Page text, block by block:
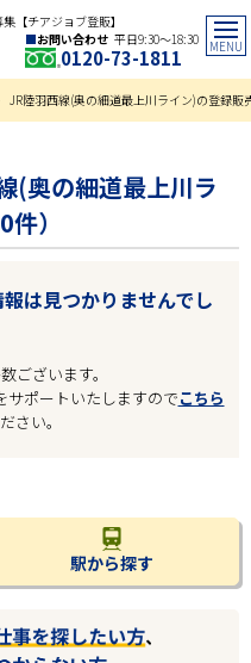
【チアジョブ登販】
お問い合わせ 平日9:30〜18:30
0120-73-1811
JR陸羽西線(奥の細道最上川ライン)の登録販
(奥の細道最上川ラ
）
は見つかりませんでし
ございます。
サポートいたしますのでこちら
さい。
駅から探す